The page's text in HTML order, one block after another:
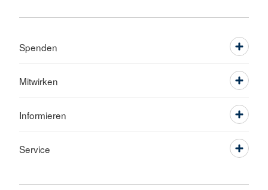
Spenden
Mitwirken
Informieren
Service